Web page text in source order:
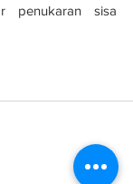
penukaran sisa